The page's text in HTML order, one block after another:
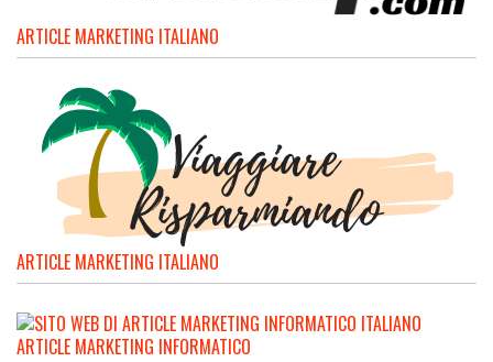
ARTICLE MARKETING ITALIANO
ARTICLE MARKETING ITALIANO
ARTICLE MARKETING INFORMATICO